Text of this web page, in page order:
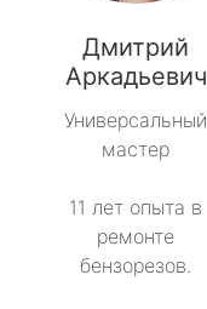
Дмитрий
Аркадьевич
Универсальный
мастер
11 лет опыта в
ремонте
бензорезов.